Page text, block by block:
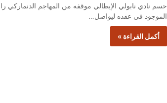
حسم نادي نابولي الإيطالي موقفه من المهاجم الدنماركي
الموجود في عقده ليواصل…
أكمل القراءة »